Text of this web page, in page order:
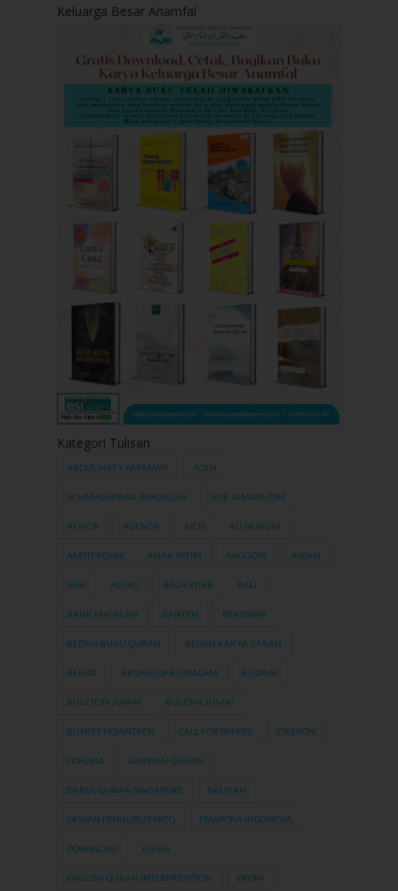
Keluarga Besar Anamfal
Kategori Tulisan
ABDUL HAYY FARMAWI ACEH
ACHMAD BRIAN ATHOILLAH ADE JAMARUDIN
AFRICA AGENDA AICIS ALI NURDIN
AMSTERDAM ANAK YATIM ANGGOTA ASEAN
ASIA AUDIO BACA KITAB BALI
BANK MASALAH BANTEN BEASISWA
BEDAH BUKU QURAN BEDAH KARYA ILMIAH
BERITA BRUNEI DARUSSALAM BUDAYA
BULETEIN JUMAT BULETIN JUMAT
BUNTET PESANTREN CALL FOR PAPERS CIREBON
CORONA DAKWAH QURAN
DARUL QURAN SINGAPORE DAURAH
DEWAN PENGURUS PKTQ DIASPORA INDONESIA
DOWNLOAD ELFISA
ENGLISH QURAN INTERPRETATION EROPA